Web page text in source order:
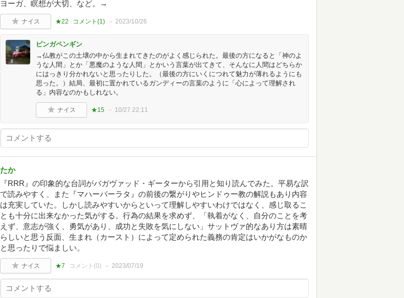
ヨーガ、瞑想が大切、など。→
ナイス ★22 コメント(1) 2023/10/26
ピンガペンギン
→仏教がこの土壌の中から生まれてきたのがよく感じられた。最後の方になると「神のよ
うな人間」とか「悪魔のような人間」とかいう言葉が出てきて、そんなに人間はどちらか
にはっきり分かれないと思ったりした。（最後の方にいくにつれて魅力が薄れるようにも
思った。）結局、最初に置かれているガンディーの言葉のように「心によって理解され
る」内容なのかもしれない。
ナイス ★15 10/27 22:11
たか
『RRR』の印象的な台詞がバガヴァッド・ギーターから引用と知り読んでみた。平易な訳
で読みやすく、また『マハーバーラタ』の前後の繋がりやヒンドゥー教の解説もあり内容
は充実していた。しかし読みやすいからといって理解しやすいわけではなく、感じ取るこ
とも十分に出来なかった気がする。行為の結果を求めず、「執着がなく、自分のことを考
えず、意志が強く、勇気があり、成功と失敗を気にしない」サットヴァ的なあり方は素晴
らしいと思う反面、生まれ（カースト）によって定められた義務の肯定はいかがなものか
と思ったりで悩ましい。
ナイス ★7 コメント(0) 2023/07/19